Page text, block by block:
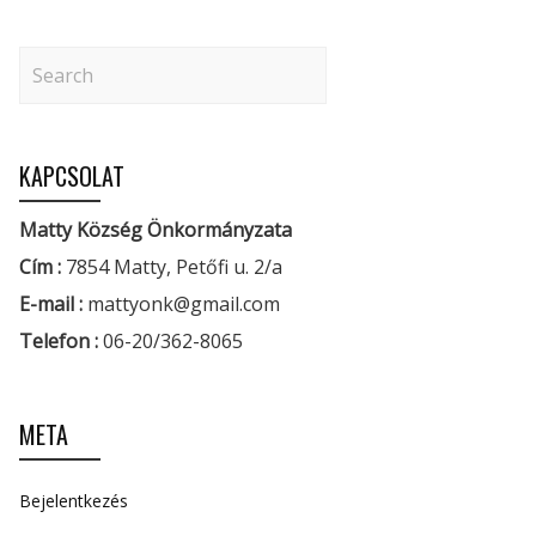
KAPCSOLAT
Matty Község Önkormányzata
Cím : 7854 Matty, Petőfi u. 2/a
E-mail : mattyonk@gmail.com
Telefon :06-20/362-8065
META
Bejelentkezés